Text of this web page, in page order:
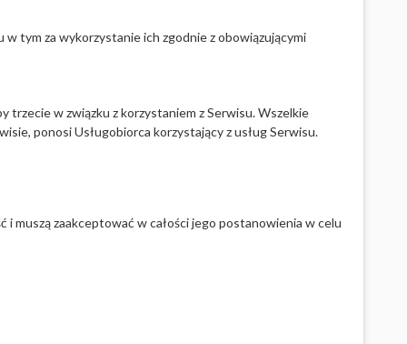
tym za wykorzystanie ich zgodnie z obowiązującymi
trzecie w związku z korzystaniem z Serwisu. Wszelkie
ponosi Usługobiorca korzystający z usług Serwisu.
i muszą zaakceptować w całości jego postanowienia w celu